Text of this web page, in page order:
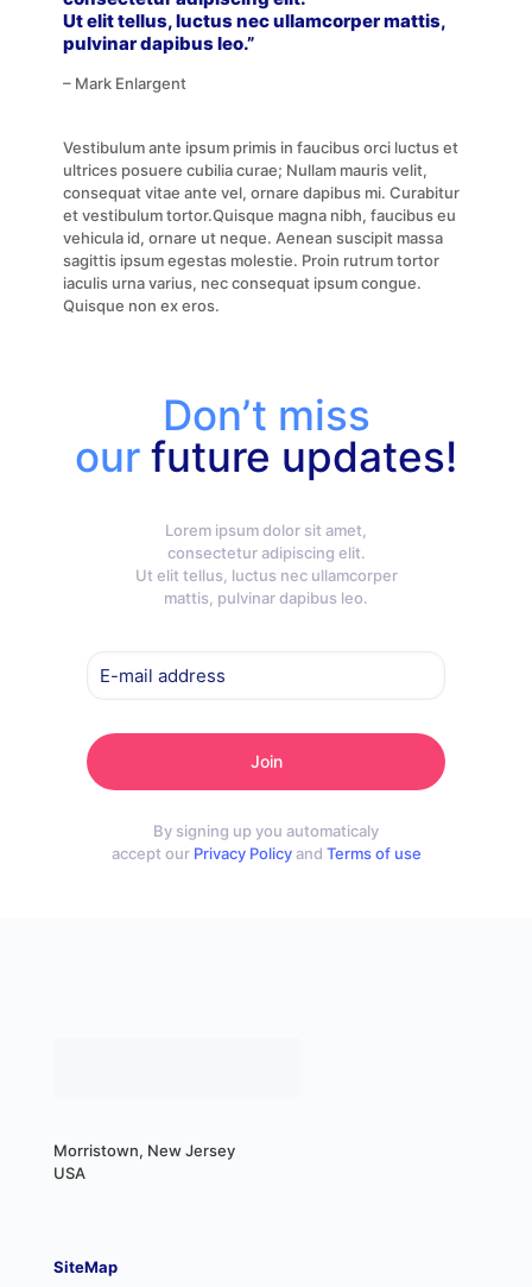
Ut elit tellus, luctus nec ullamcorper mattis,
pulvinar dapibus leo.”
– Mark Enlargent
Vestibulum ante ipsum primis in faucibus orci luctus et
ultrices posuere cubilia curae; Nullam mauris velit,
consequat vitae ante vel, ornare dapibus mi. Curabitur
et vestibulum tortor.Quisque magna nibh, faucibus eu
vehicula id, ornare ut neque. Aenean suscipit massa
sagittis ipsum egestas molestie. Proin rutrum tortor
iaculis urna varius, nec consequat ipsum congue.
Quisque non ex eros.
Don’t miss
our future updates!
Lorem ipsum dolor sit amet,
consectetur adipiscing elit.
Ut elit tellus, luctus nec ullamcorper
mattis, pulvinar dapibus leo.
By signing up you automaticaly
accept our Privacy Policyand Terms of use
Morristown, New Jersey
USA
SiteMap